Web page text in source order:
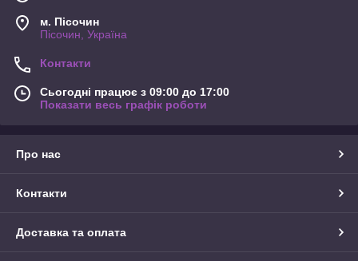
м. Пісочин
Пісочин, Україна
Контакти
Сьогодні працює з 09:00 до 17:00
Показати весь графік роботи
Про нас
Контакти
Доставка та оплата